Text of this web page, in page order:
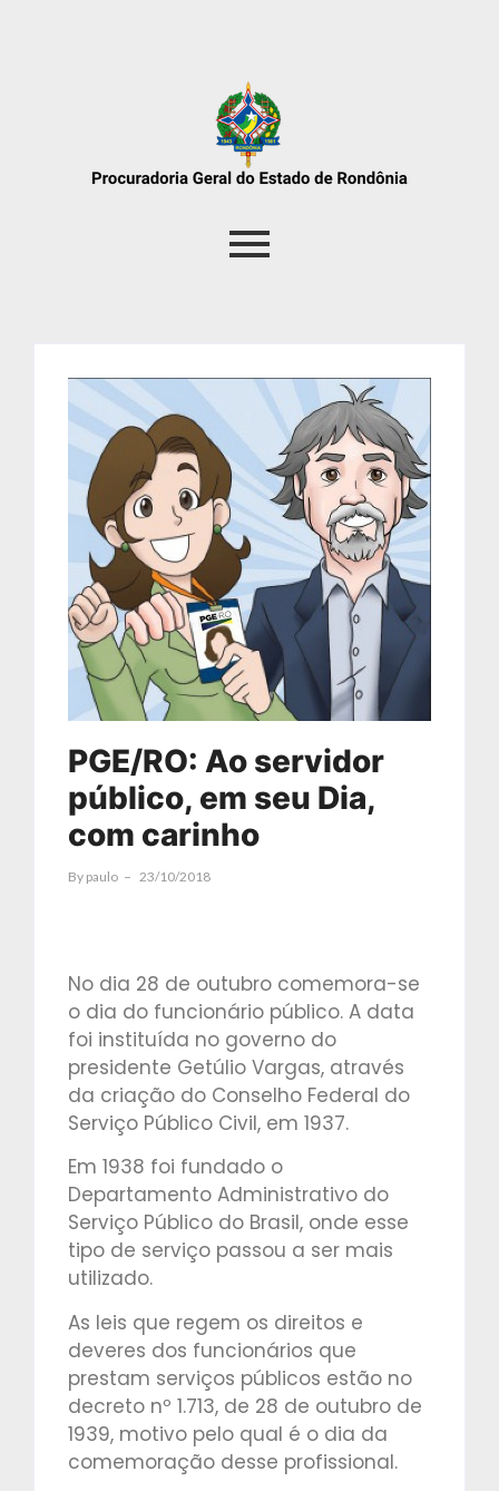
PGE/RO: Ao servidor
público, em seu Dia,
com carinho
By Paulo 23/10/2018
No dia 28 de outubro comemora-se
o dia do funcionário público. A data
foi instituída no governo do
presidente Getúlio Vargas, através
da criação do Conselho Federal do
Serviço Público Civil, em 1937.
Em 1938 foi fundado o
Departamento Administrativo do
Serviço Público do Brasil, onde esse
tipo de serviço passou a ser mais
utilizado.
As leis que regem os direitos e
deveres dos funcionários que
prestam serviços públicos estão no
decreto nº 1.713, de 28 de outubro de
1939, motivo pelo qual é o dia da
comemoração desse profissional.